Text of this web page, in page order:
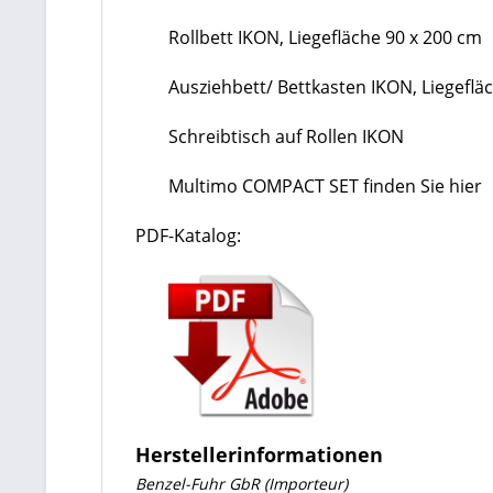
Rollbett IKON, Liegefläche 90 x 200 cm
Ausziehbett/ Bettkasten IKON,
Schreibtisch auf Rollen IKON
Multimo COMPACT SET finden Sie hier
PDF-Katalog:
Herstellerinformationen
Benzel-Fuhr GbR (Importeur)